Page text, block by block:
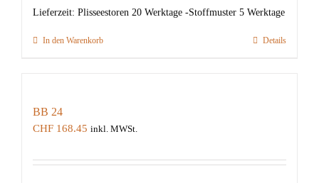
Lieferzeit: Plisseestoren 20 Werktage -Stoffmuster 5 Werktage
In den Warenkorb Details
BB 24
CHF 168.45 inkl. MWSt.